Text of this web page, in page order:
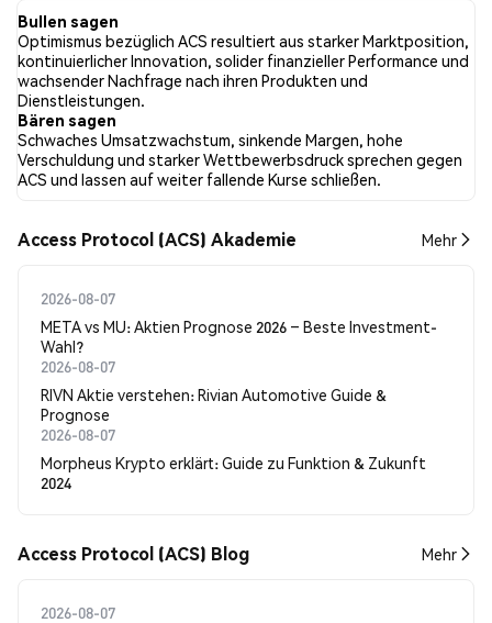
Stimmung gegenüber ACS in allen sozialen Medien Neutral.
Schließlich wurden 0 Nachrichtenartikel über ACS veröffentlicht.
Auf Twitter hatten 0.00% der Tweets eine bullishe Stimmung im
Vergleich zu 0.00% der Tweets mit einer bärischen Stimmung
über ACS. 100.00% der Tweets waren neutral gegenüber ACS.
Diese Stimmungen basieren auf 2 Tweets.
Bullen sagen
Optimismus bezüglich ACS resultiert aus starker Marktposition,
kontinuierlicher Innovation, solider finanzieller Performance und
wachsender Nachfrage nach ihren Produkten und
Dienstleistungen.
Bären sagen
Schwaches Umsatzwachstum, sinkende Margen, hohe
Verschuldung und starker Wettbewerbsdruck sprechen gegen
ACS und lassen auf weiter fallende Kurse schließen.
Access Protocol (ACS) Akademie Mehr
2026-08-07
META vs MU: Aktien Prognose 2026 – Beste Investment-
Wahl?
2026-08-07
RIVN Aktie verstehen: Rivian Automotive Guide &
Prognose
2026-08-07
Morpheus Krypto erklärt: Guide zu Funktion & Zukunft
2024
Access Protocol (ACS) Blog Mehr
2026-08-07